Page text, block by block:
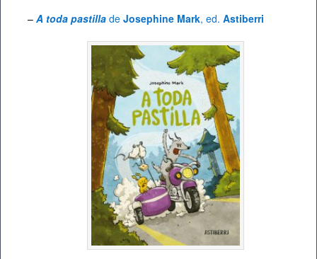
– A toda pastilla de Josephine Mark, ed. Astiberri